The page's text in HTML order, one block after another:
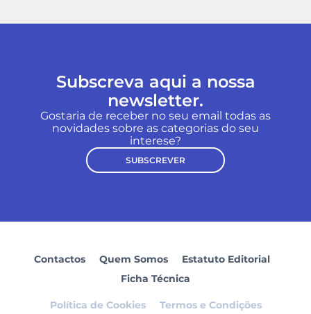
Subscreva aqui a nossa
newsletter.
Gostaria de receber no seu email todas as
novidades sobre as categorias do seu
interese?
SUBSCREVER
Contactos Quem Somos
Estatuto Editorial
Ficha Técnica
Política de Cookies Termos e Condições